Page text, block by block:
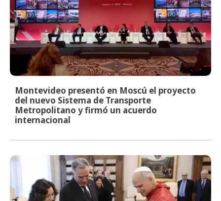
Montevideo presentó en Moscú el proyecto
del nuevo Sistema de Transporte
Metropolitano y firmó un acuerdo
internacional